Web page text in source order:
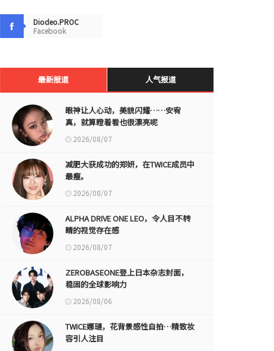
Diodeo.PROC
Facebook
最新报道 人气报道
眼神让人心动，美貌闪耀……安宥
真，就算瞪着看也很漂亮呢
2026/08/07
减肥大获成功的郑妍，在TWICE成员中
最瘦。
2026/08/07
ALPHA DRIVE ONE LEO，令人目不转
睛的视觉存在感
2026/08/07
ZEROBASEONE登上日本杂志封面，
稳固的全球影响力
2026/08/06
TWICE娜璉，花背景感性自拍…精致妆
容引人注目